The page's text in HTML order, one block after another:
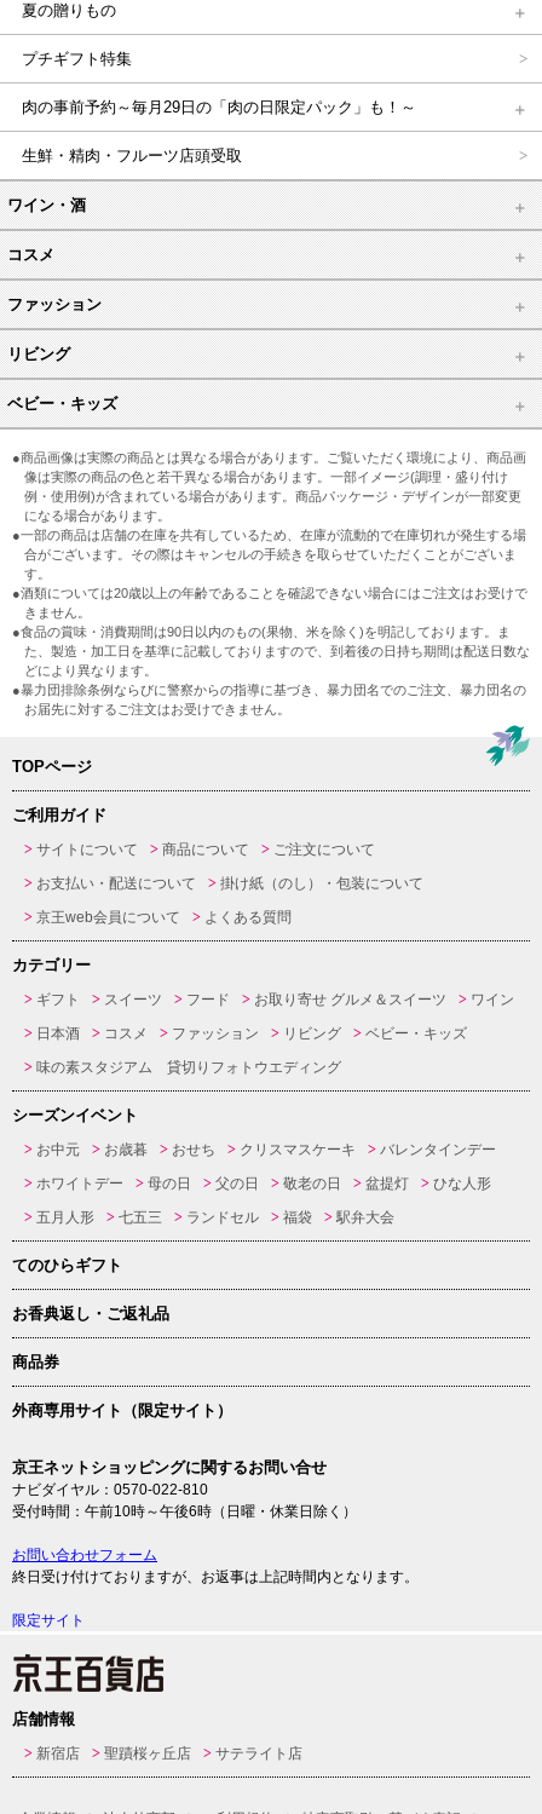
夏の贈りもの
プチギフト特集
肉の事前予約～毎月29日の「肉の日限定パック」も！～
生鮮・精肉・フルーツ店頭受取
ワイン・酒
コスメ
ファッション
リビング
ベビー・キッズ
●商品画像は実際の商品とは異なる場合があります。ご覧いただく環境により、商品画
像は実際の商品の色と若干異なる場合があります。一部イメージ(調理・盛り付け
例・使用例)が含まれている場合があります。商品パッケージ・デザインが一部変更
になる場合があります。
●一部の商品は店舗の在庫を共有しているため、在庫が流動的で在庫切れが発生する場
合がございます。その際はキャンセルの手続きを取らせていただくことがございま
す。
●酒類については20歳以上の年齢であることを確認できない場合にはご注文はお受けで
きません。
●食品の賞味・消費期間は90日以内のもの(果物、米を除く)を明記しております。ま
た、製造・加工日を基準に記載しておりますので、到着後の日持ち期間は配送日数な
どにより異なります。
●暴力団排除条例ならびに警察からの指導に基づき、暴力団名でのご注文、暴力団名の
お届先に対するご注文はお受けできません。
TOPページ
ご利用ガイド
サイトについて 商品について
ご注文について
お支払い・配送について
掛け紙（のし）・包装について
京王web会員について
よくある質問
カテゴリー
ギフト スイーツ フード お取り寄せ グルメ＆スイーツ
ワイン
日本酒
コスメ ファッション リビング
ベビー・キッズ
味の素スタジアム 貸切りフォトウエディング
シーズンイベント
お中元 お歳暮 おせち クリスマスケーキ
バレンタインデー
ホワイトデー
母の日 父の日 敬老の日 盆提灯
ひな人形
五月人形
七五三 ランドセル 福袋 駅弁大会
てのひらギフト
お香典返し・ご返礼品
商品券
外商専用サイト（限定サイト）
京王ネットショッピングに関するお問い合せ
ナビダイヤル：0570-022-810
受付時間：午前10時～午後6時（日曜・休業日除く）
お問い合わせフォーム
終日受け付けておりますが、お返事は上記時間内となります。
限定サイト
店舗情報
新宿店 聖蹟桜ヶ丘店 サテライト店